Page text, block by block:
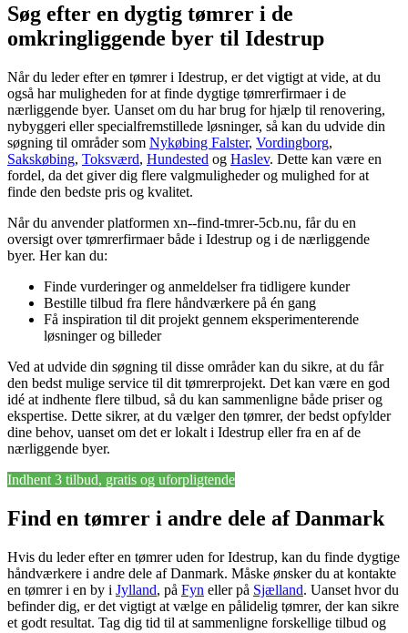
Søg efter en dygtig tømrer i de
omkringliggende byer til Idestrup
Når du leder efter en tømrer i Idestrup, er det vigtigt at vide, at du
også har muligheden for at finde dygtige tømrerfirmaer i de
nærliggende byer. Uanset om du har brug for hjælp til renovering,
nybyggeri eller specialfremstillede løsninger, så kan du udvide din
søgning til områder som Nykøbing Falster, Vordingborg,
Sakskøbing, Toksværd, Hundested og Haslev. Dette kan være en
fordel, da det giver dig flere valgmuligheder og mulighed for at
finde den bedste pris og kvalitet.
Når du anvender platformen xn--find-tmrer-5cb.nu, får du en
oversigt over tømrerfirmaer både i Idestrup og i de nærliggende
byer. Her kan du:
Finde vurderinger og anmeldelser fra tidligere kunder
Bestille tilbud fra flere håndværkere på én gang
Få inspiration til dit projekt gennem eksperimenterende
løsninger og billeder
Ved at udvide din søgning til disse områder kan du sikre, at du får
den bedst mulige service til dit tømrerprojekt. Det kan være en god
idé at indhente flere tilbud, så du kan sammenligne både priser og
ekspertise. Dette sikrer, at du vælger den tømrer, der bedst opfylder
dine behov, uanset om det er lokalt i Idestrup eller fra en af de
nærliggende byer.
Indhent 3 tilbud, gratis og uforpligtende
Find en tømrer i andre dele af Danmark
Hvis du leder efter en tømrer uden for Idestrup, kan du finde dygtige
håndværkere i andre dele af Danmark. Måske ønsker du at kontakte
en tømrer i en by i Jylland, på Fyn eller på Sjælland. Uanset hvor du
befinder dig, er det vigtigt at vælge en pålidelig tømrer, der kan sikre
et godt resultat. Tag dig tid til at sammenligne forskellige tilbud og